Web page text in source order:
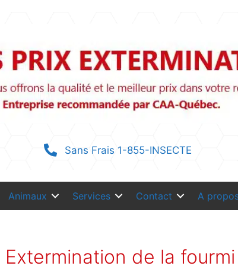
Sans Frais 1-855-INSECTE
Animaux Services Contact A
Extermination de la